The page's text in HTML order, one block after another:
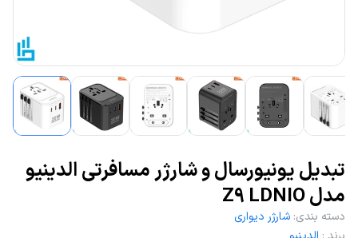
تبدیل یونیورسال و شارژر مسافرتی الدینیو
مدل Z9 LDNIO
دسته بندی: شارژر دیواری